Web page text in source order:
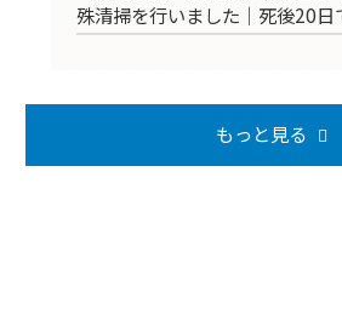
殊清掃を行いました｜死後20
もっと見る